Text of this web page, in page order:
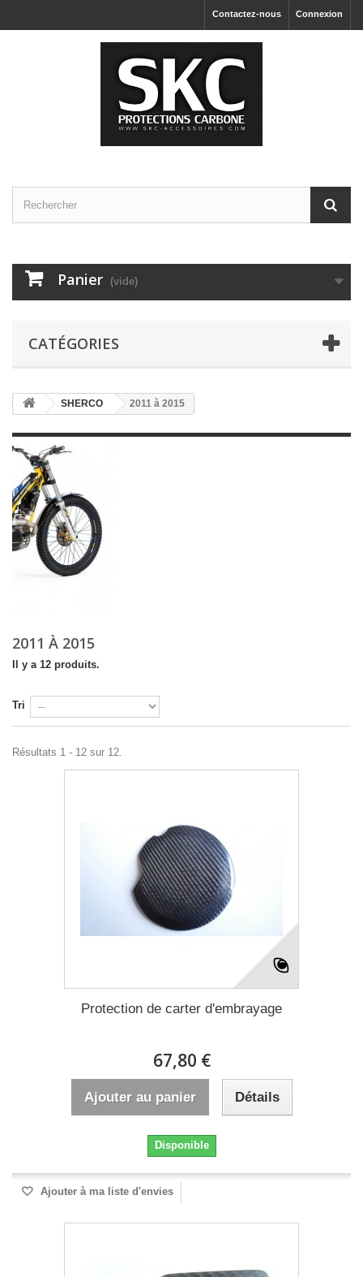
Connexion
Contactez-nous
Panier (vide)
CATÉGORIES
SHERCO 2011 à 2015
2011 À 2015
Il y a 12 produits.
Tri
Résultats 1 - 12 sur 12.
Protection de carter d'embrayage
67,80 €
Ajouter au panier Détails
Disponible
Ajouter à ma liste d'envies